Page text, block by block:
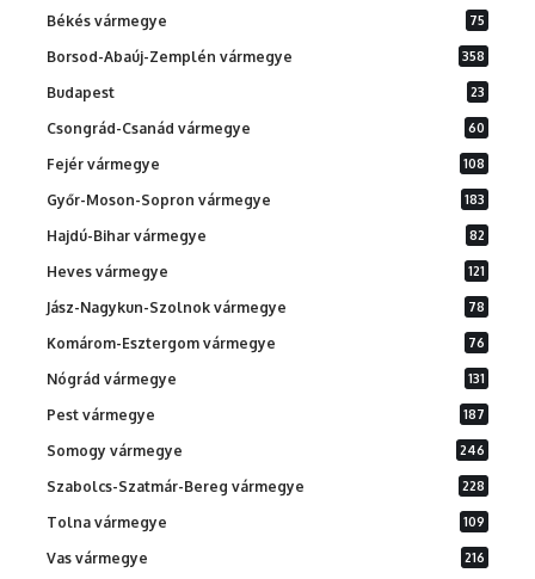
Békés vármegye 75
Borsod-Abaúj-Zemplén vármegye 358
Budapest 23
Csongrád-Csanád vármegye 60
Fejér vármegye 108
Győr-Moson-Sopron vármegye 183
Hajdú-Bihar vármegye 82
Heves vármegye 121
Jász-Nagykun-Szolnok vármegye 78
Komárom-Esztergom vármegye 76
Nógrád vármegye 131
Pest vármegye 187
Somogy vármegye 246
Szabolcs-Szatmár-Bereg vármegye 228
Tolna vármegye 109
Vas vármegye 216